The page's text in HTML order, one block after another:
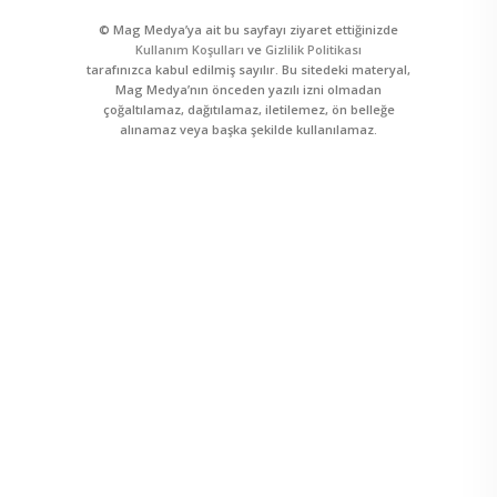
© Mag Medya’ya ait bu sayfayı ziyaret ettiğinizde
Kullanım Koşulları ve Gizlilik Politikası
tarafınızca kabul edilmiş sayılır. Bu sitedeki materyal,
Mag Medya’nın önceden yazılı izni olmadan
çoğaltılamaz, dağıtılamaz, iletilemez, ön belleğe
alınamaz veya başka şekilde kullanılamaz.